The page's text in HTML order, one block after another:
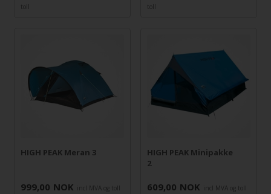
toll
toll
HIGH PEAK Meran 3
999,00 NOK incl MVA og toll
HIGH PEAK Minipakke
2
609,00 NOK incl MVA og toll